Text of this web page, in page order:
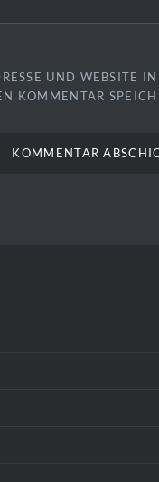
UND WEBSITE IN
KOMMENTAR